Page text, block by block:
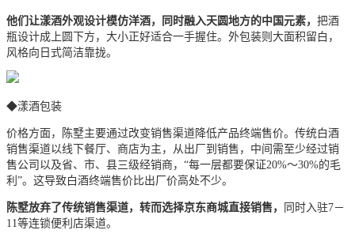
他们让漾酒外观设计模仿洋酒，同时融入天圆地方的中国元素， 把酒
瓶设计成上圆下方，大小正好适合一手握住。外包装则大面积留白，
风格向日式简洁靠拢。
◆漾酒包装
价格方面，陈墅主要通过改变销售渠道降低产品终端售价。传统白酒
销售渠道以线下餐厅、商店为主，从出厂到销售，中间需至少经过销
售公司以及省、市、县三级经销商，“每一层都要保证20%～30%的毛
利”。这导致白酒终端售价比出厂价高处不少。
陈墅放弃了传统销售渠道，转而选择京东商城直接销售，
同时入驻7－
11等连锁便利店渠道。